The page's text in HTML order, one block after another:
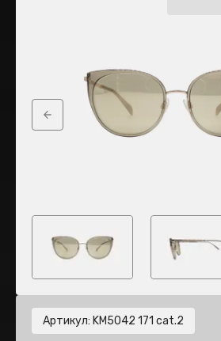
Previous slide
Артикул: KM5042 171 cat.2